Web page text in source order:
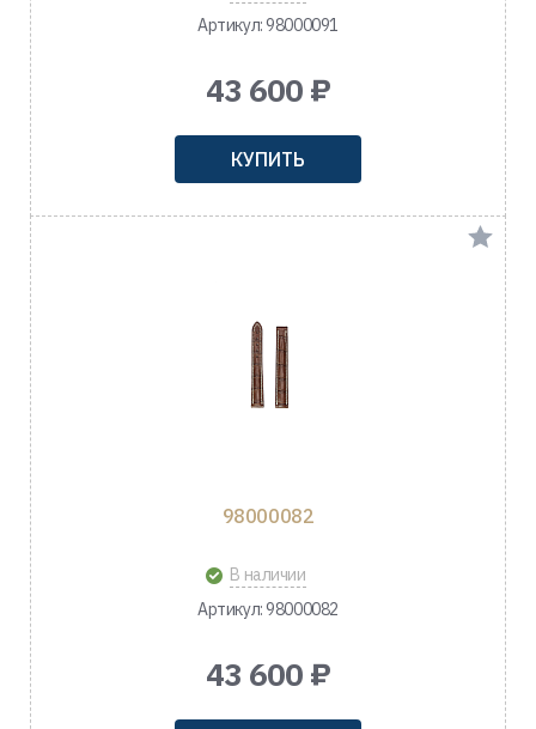
Артикул: 98000091
43 600 ₽
КУПИТЬ
98000082
В наличии
Артикул: 98000082
43 600 ₽